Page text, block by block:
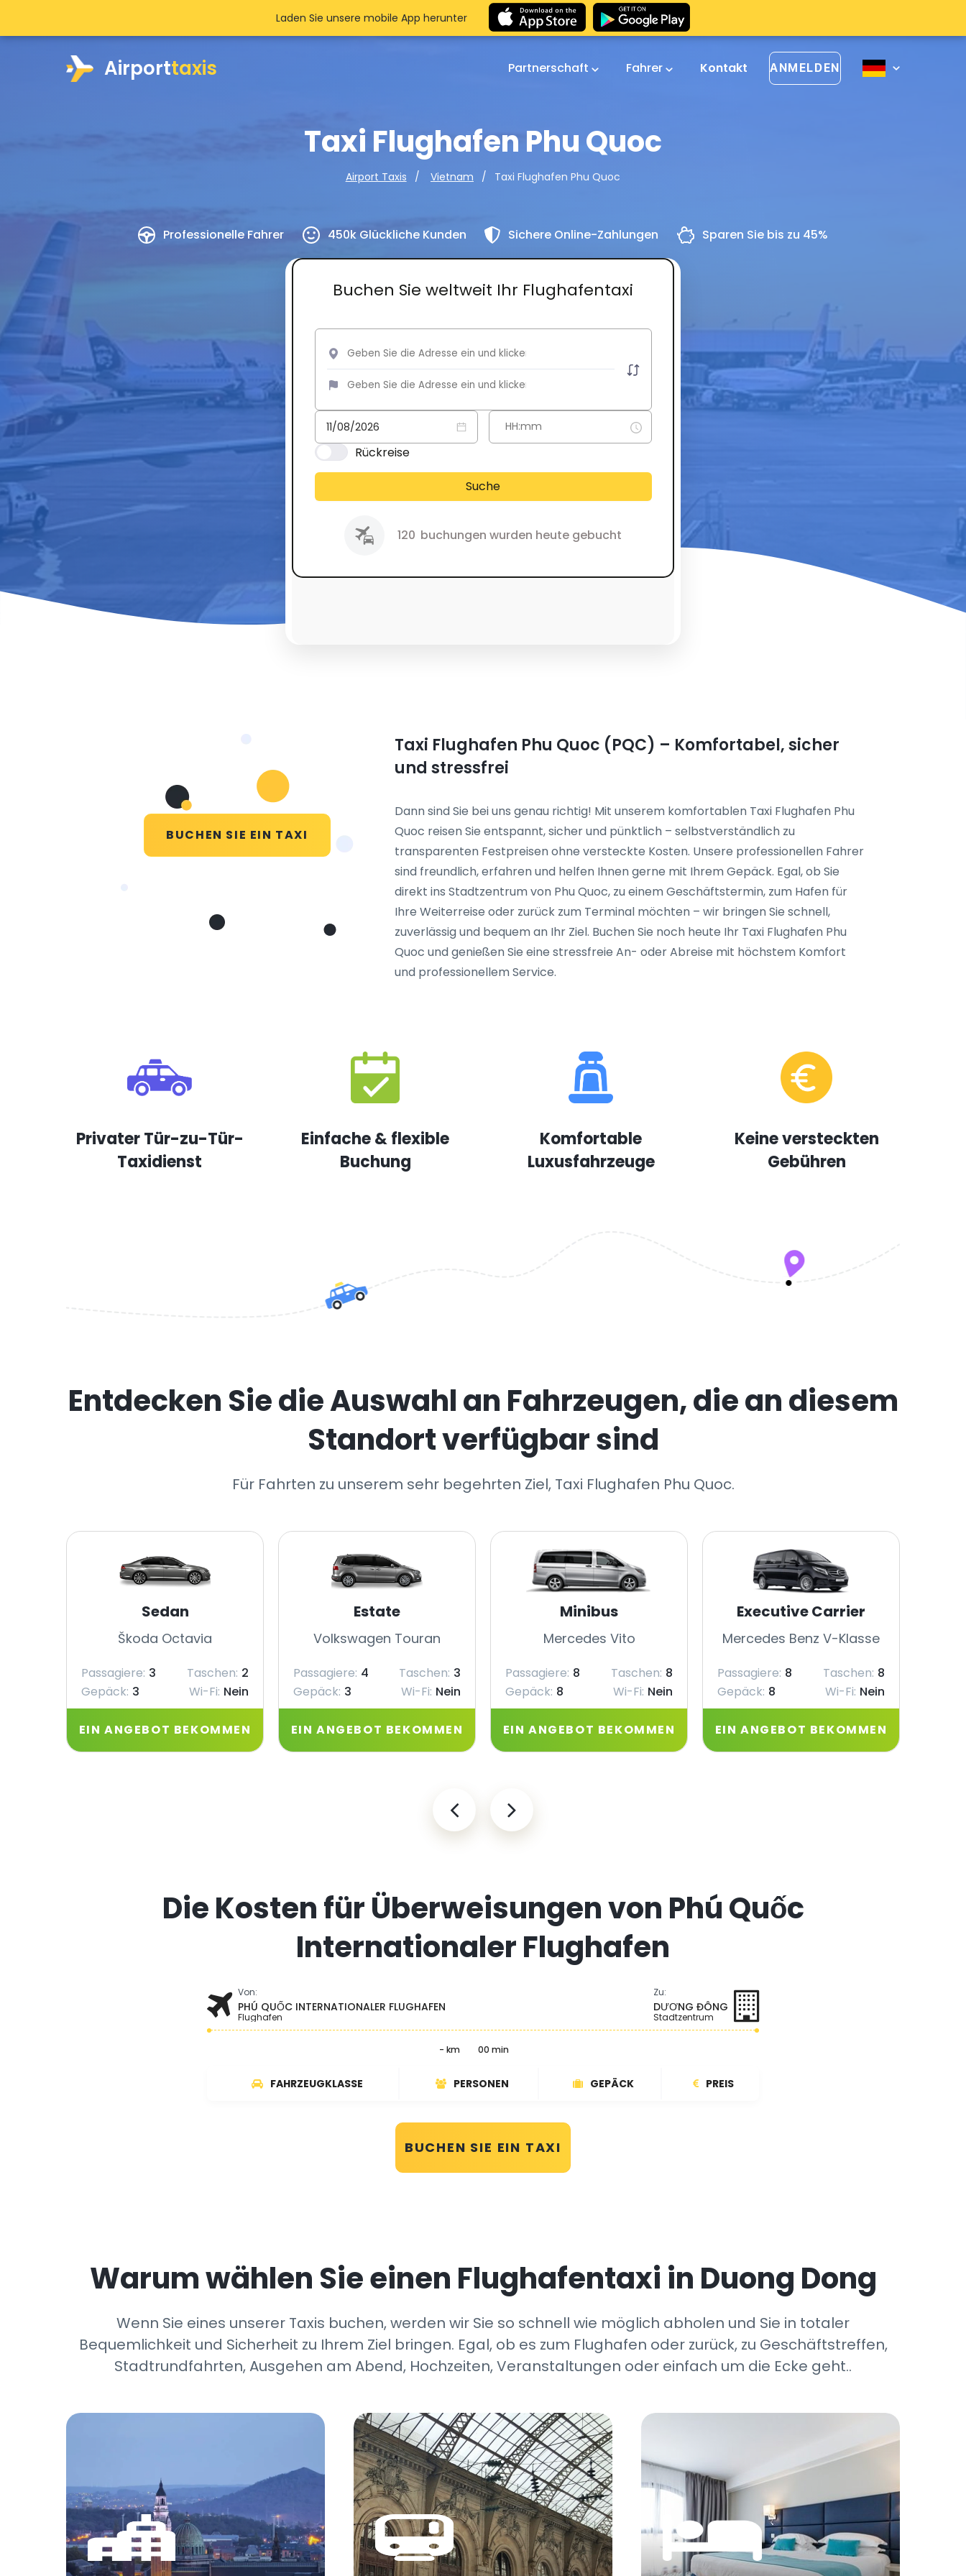
Airporttaxis Partnerschaft Fahrer Kontakt ANMELDEN
Taxi Flughafen Phu Quoc
Airport Taxis Vietnam Taxi Flughafen Phu Quoc
Professionelle Fahrer 450k Glückliche Kunden Sichere Online-Zahlungen Sparen Sie bis zu 45%
Buchen Sie weltweit Ihr Flughafentaxi
Rückreise
Suche
120 buchungen wurden heute gebucht
Laden Sie unsere mobile App herunter
BUCHEN SIE EIN TAXI
Taxi Flughafen Phu Quoc (PQC) – Komfortabel, sicher
und stressfrei
Dann sind Sie bei uns genau richtig! Mit unserem komfortablen Taxi Flughafen Phu
Quoc reisen Sie entspannt, sicher und pünktlich – selbstverständlich zu
transparenten Festpreisen ohne versteckte Kosten. Unsere professionellen Fahrer
sind freundlich, erfahren und helfen Ihnen gerne mit Ihrem Gepäck. Egal, ob Sie
direkt ins Stadtzentrum von Phu Quoc, zu einem Geschäftstermin, zum Hafen für
Ihre Weiterreise oder zurück zum Terminal möchten – wir bringen Sie schnell,
zuverlässig und bequem an Ihr Ziel. Buchen Sie noch heute Ihr Taxi Flughafen Phu
Quoc und genießen Sie eine stressfreie An- oder Abreise mit höchstem Komfort
und professionellem Service.
Privater Tür-zu-Tür-
Taxidienst
Einfache & flexible
Buchung
Komfortable
Luxusfahrzeuge
Keine versteckten
Gebühren
Entdecken Sie die Auswahl an Fahrzeugen, die an diesem
Standort verfügbar sind
Für Fahrten zu unserem sehr begehrten Ziel, Taxi Flughafen Phu Quoc.
Sedan
Škoda Octavia
Passagiere: 3 Taschen: 2
Gepäck: 3 Wi-Fi: Nein
EIN ANGEBOT BEKOMMEN
Estate
Volkswagen Touran
Passagiere: 4 Taschen: 3
Gepäck: 3 Wi-Fi: Nein
EIN ANGEBOT BEKOMMEN
Minibus
Mercedes Vito
Passagiere: 8 Taschen: 8
Gepäck: 8 Wi-Fi: Nein
EIN ANGEBOT BEKOMMEN
Executive Carrier
Mercedes Benz V-Klasse
Passagiere: 8 Taschen: 8
Gepäck: 8 Wi-Fi: Nein
EIN ANGEBOT BEKOMMEN
Die Kosten für Überweisungen von Phú Quốc
Internationaler Flughafen
Von:
PHÚ QUỐC INTERNATIONALER FLUGHAFEN
Flughafen
Zu:
DƯƠNG ĐÔNG
Stadtzentrum
- km 00 min
FAHRZEUGKLASSE PERSONEN GEPÄCK PREIS
BUCHEN SIE EIN TAXI
Warum wählen Sie einen Flughafentaxi in Duong Dong
Wenn Sie eines unserer Taxis buchen, werden wir Sie so schnell wie möglich abholen und Sie in totaler
Bequemlichkeit und Sicherheit zu Ihrem Ziel bringen. Egal, ob es zum Flughafen oder zurück, zu Geschäftstreffen,
Stadtrundfahrten, Ausgehen am Abend, Hochzeiten, Veranstaltungen oder einfach um die Ecke geht..